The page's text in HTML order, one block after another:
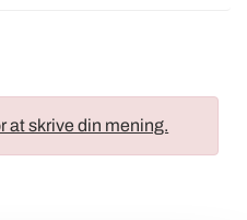
at skrive din mening.